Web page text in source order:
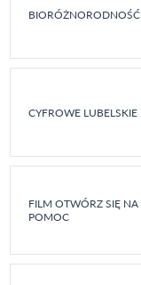
BIORÓŻNORODNOŚĆ
CYFROWE LUBELSKIE
FILM OTWÓRZ SIĘ NA
POMOC